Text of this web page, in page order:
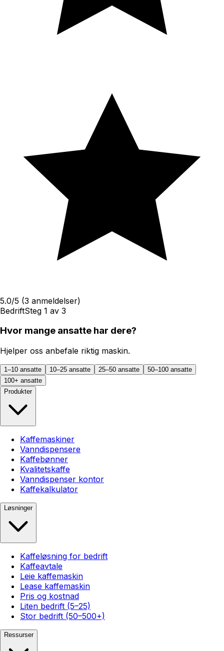
5.0/5 (3 anmeldelser)
BedriftSteg 1 av 3
Hvor mange ansatte har dere?
Hjelper oss anbefale riktig maskin.
1–10 ansatte 10–25 ansatte 25–50 ansatte
50–100 ansatte
100+ ansatte
Produkter
Kaffemaskiner
Vanndispensere
Kaffebønner
Kvalitetskaffe
Vanndispenser kontor
Kaffekalkulator
Løsninger
Kaffeløsning for bedrift
Kaffeavtale
Leie kaffemaskin
Lease kaffemaskin
Pris og kostnad
Liten bedrift (5–25)
Stor bedrift (50–500+)
Ressurser